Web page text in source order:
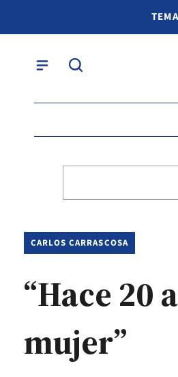
CARLOS CARRASCOSA
“Hace 20
mujer”